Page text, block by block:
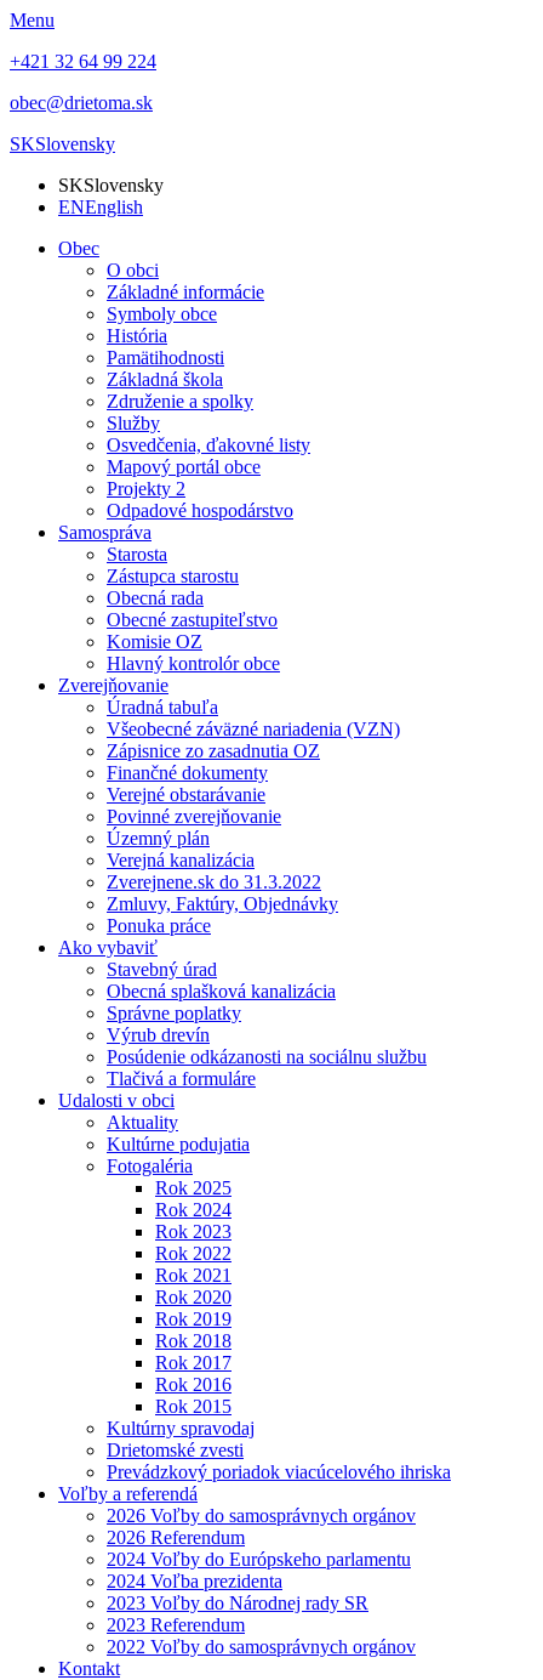
Menu
+421 32 64 99 224
obec@drietoma.sk
SKSlovensky
SKSlovensky
ENEnglish
Obec
O obci
Základné informácie
Symboly obce
História
Pamätihodnosti
Základná škola
Združenie a spolky
Služby
Osvedčenia, ďakovné listy
Mapový portál obce
Projekty 2
Odpadové hospodárstvo
Samospráva
Starosta
Zástupca starostu
Obecná rada
Obecné zastupiteľstvo
Komisie OZ
Hlavný kontrolór obce
Zverejňovanie
Úradná tabuľa
Všeobecné záväzné nariadenia (VZN)
Zápisnice zo zasadnutia OZ
Finančné dokumenty
Verejné obstarávanie
Povinné zverejňovanie
Územný plán
Verejná kanalizácia
Zverejnene.sk do 31.3.2022
Zmluvy, Faktúry, Objednávky
Ponuka práce
Ako vybaviť
Stavebný úrad
Obecná splašková kanalizácia
Správne poplatky
Výrub drevín
Posúdenie odkázanosti na sociálnu službu
Tlačivá a formuláre
Udalosti v obci
Aktuality
Kultúrne podujatia
Fotogaléria
Rok 2025
Rok 2024
Rok 2023
Rok 2022
Rok 2021
Rok 2020
Rok 2019
Rok 2018
Rok 2017
Rok 2016
Rok 2015
Kultúrny spravodaj
Drietomské zvesti
Prevádzkový poriadok viacúcelového ihriska
Voľby a referendá
2026 Voľby do samosprávnych orgánov
2026 Referendum
2024 Voľby do Európskeho parlamentu
2024 Voľba prezidenta
2023 Voľby do Národnej rady SR
2023 Referendum
2022 Voľby do samosprávnych orgánov
Kontakt